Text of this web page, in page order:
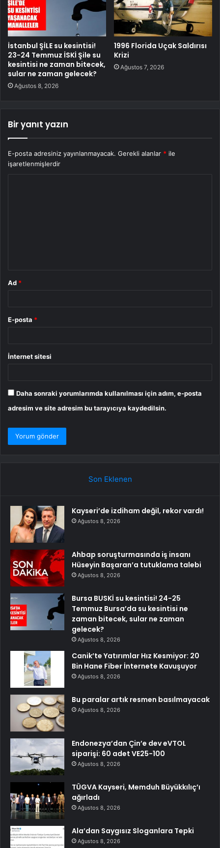
İstanbul ŞİLE su kesintisi!
23-24 Temmuz İSKİ Şile su
kesintisi ne zaman bitecek,
sular ne zaman gelecek?
Ağustos 8, 2026
1996 Florida Uçak Saldırısı
Krizi
Ağustos 7, 2026
Bir yanıt yazın
E-posta adresiniz yayınlanmayacak. Gerekli alanlar * ile
işaretlenmişlerdir
Ad *
E-posta *
İnternet sitesi
Daha sonraki yorumlarımda kullanılması için adım, e-posta
adresim ve site adresim bu tarayıcıya kaydedilsin.
Son Eklenen
Kayseri’de izdiham değil, rekor vardı!
Ağustos 8, 2026
Ahbap soruşturmasında iş insanı
Hüseyin Başaran’a tutuklama talebi
Ağustos 8, 2026
Bursa BUSKİ su kesintisi! 24-25
Temmuz Bursa’da su kesintisi ne
zaman bitecek, sular ne zaman
gelecek?
Ağustos 8, 2026
Canik’te Yatırımlar Hız Kesmiyor: 20
Bin Hane Fiber İnternete Kavuşuyor
Ağustos 8, 2026
Bu paralar artık resmen basılmayacak
Ağustos 8, 2026
Endonezya’dan Çin’e dev eVTOL
siparişi: 60 adet VE25-100
Ağustos 8, 2026
TÜGVA Kayseri, Memduh Büyükkılıç’ı
ağırladı
Ağustos 8, 2026
Ala’dan Saygısız Sloganlara Tepki
Ağustos 8, 2026